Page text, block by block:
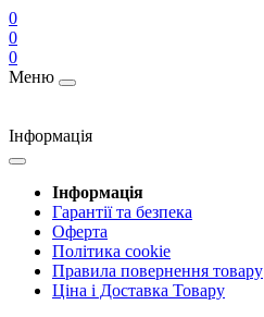
0
0
0
Меню
Інформація
Інформація
Гарантії та безпека
Оферта
Політика cookie
Правила повернення товару
Ціна і Доставка Товару